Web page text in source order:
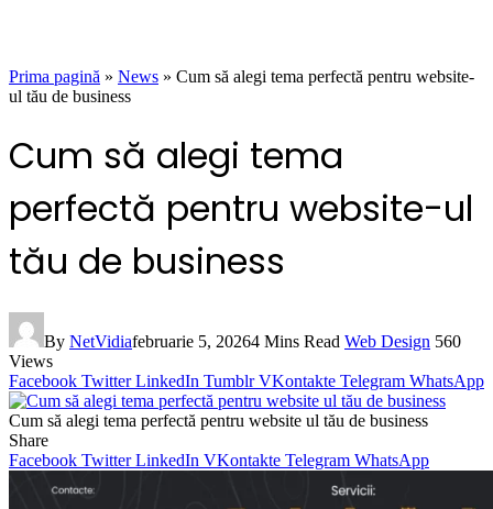
Prima pagină » News » Cum să alegi tema perfectă pentru website-
ul tău de business
Cum să alegi tema
perfectă pentru website-ul
tău de business
By NetVidiafebruarie 5, 20264 Mins Read Web Design 560
Views
Facebook Twitter LinkedIn Tumblr VKontakte Telegram WhatsApp
Cum să alegi tema perfectă pentru website ul tău de business
Share
Facebook Twitter LinkedIn VKontakte Telegram WhatsApp